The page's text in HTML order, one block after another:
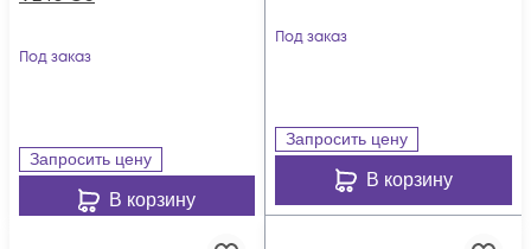
Под заказ
Запросить цену
В корзину
Под заказ
Запросить цену
В корзину